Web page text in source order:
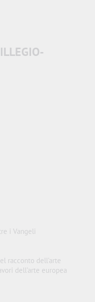
i Vangeli
racconto dell’arte
dell’arte europea